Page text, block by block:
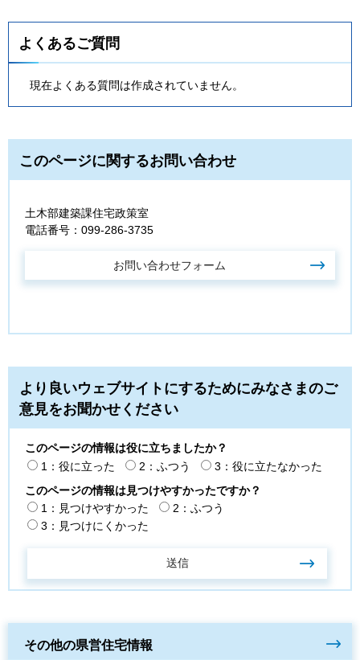
よくあるご質問
現在よくある質問は作成されていません。
このページに関するお問い合わせ
土木部建築課住宅政策室
電話番号：099-286-3735
より良いウェブサイトにするためにみなさまのご
意見をお聞かせください
このページの情報は役に立ちましたか？
1：役に立った
2：ふつう
3：役に立たなかった
このページの情報は見つけやすかったですか？
1：見つけやすかった
2：ふつう
3：見つけにくかった
その他の県営住宅情報